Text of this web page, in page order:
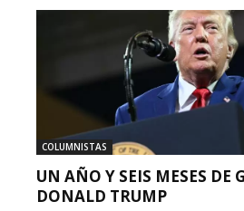
COLUMNISTAS
UN AÑO Y SEIS MESES DE
DONALD TRUMP